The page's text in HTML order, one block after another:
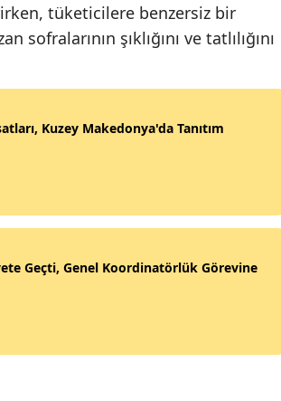
tüketicilere benzersiz bir
şıklığını ve tatlılığını
Kuzey Makedonya'da Tanıtım
Geçti, Genel Koordinatörlük Görevine